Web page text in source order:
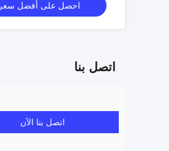
احصل على أفضل سعر
اتصل بنا
اتصل بنا الآن